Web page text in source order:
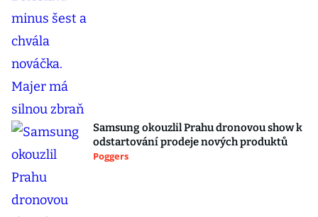
Samsung okouzlil Prahu dronovou show k
odstartování prodeje nových produktů
Poggers